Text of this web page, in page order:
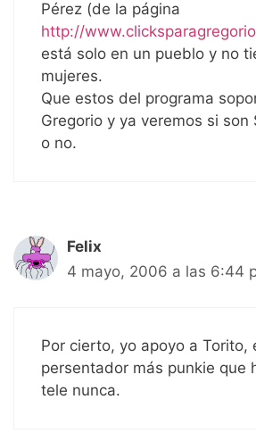
Pérez (de la página
http://
está solo en un pueblo y no
mujeres.
Que estos del programa
Gregorio y ya veremos si son
o no.
Felix
4 mayo, 2006 a las 6:44
Por cierto, yo apoyo a Torito,
persentador más punkie que
tele nunca.